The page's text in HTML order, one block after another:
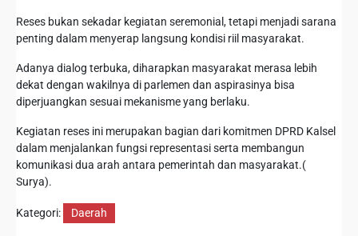
Reses bukan sekadar kegiatan seremonial, tetapi menjadi sarana
penting dalam menyerap langsung kondisi riil masyarakat.
Adanya dialog terbuka, diharapkan masyarakat merasa lebih
dekat dengan wakilnya di parlemen dan aspirasinya bisa
diperjuangkan sesuai mekanisme yang berlaku.
Kegiatan reses ini merupakan bagian dari komitmen DPRD Kalsel
dalam menjalankan fungsi representasi serta membangun
komunikasi dua arah antara pemerintah dan masyarakat.(
Surya).
Kategori: Daerah